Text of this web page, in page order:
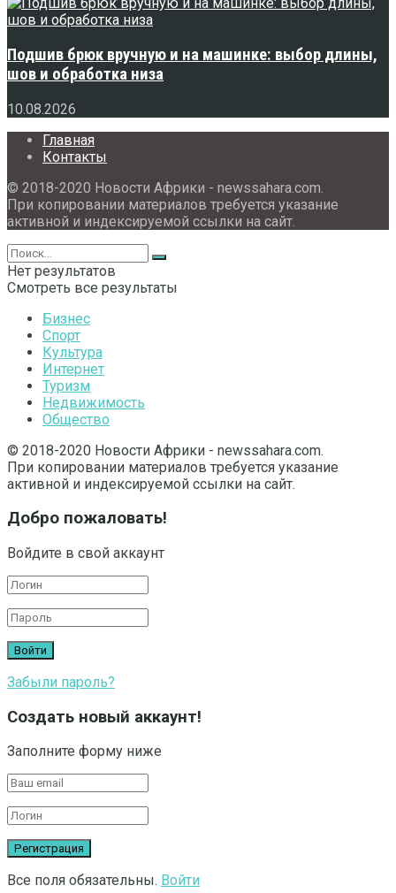
Подшив брюк вручную и на машинке: выбор длины,
шов и обработка низа
10.08.2026
Главная
Контакты
© 2018-2020 Новости Африки - newssahara.com.
При копировании материалов требуется указание
активной и индексируемой ссылки на сайт.
Нет результатов
Смотреть все результаты
Бизнес
Спорт
Культура
Интернет
Туризм
Недвижимость
Общество
© 2018-2020 Новости Африки - newssahara.com.
При копировании материалов требуется указание
активной и индексируемой ссылки на сайт.
Добро пожаловать!
Войдите в свой аккаунт
Забыли пароль?
Создать новый аккаунт!
Заполните форму ниже
Все поля обязательны. Войти